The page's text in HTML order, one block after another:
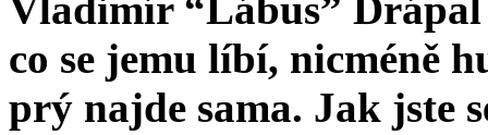
co se jemu líbí, nicméně
prý najde sama. Jak jste